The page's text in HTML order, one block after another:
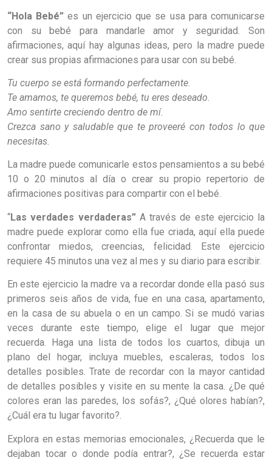
“Hola Bebé” es un ejercicio que se usa para comunicarse
con su bebé para mandarle amor y seguridad. Son
afirmaciones, aquí hay algunas ideas, pero la madre puede
crear sus propias afirmaciones para usar con su bebé.
Tu cuerpo se está formando perfectamente.
Te amamos, te queremos bebé, tu eres deseado.
Amo sentirte creciendo dentro de mí.
Crezca sano y saludable que te proveeré con todos lo que
necesitas.
La madre puede comunicarle estos pensamientos a su bebé
10 o 20 minutos al día o crear su propio repertorio de
afirmaciones positivas para compartir con el bebé.
“Las verdades verdaderas”A través de este ejercicio la
madre puede explorar como ella fue criada, aquí ella puede
confrontar miedos, creencias, felicidad. Este ejercicio
requiere 45 minutos una vez al mes y su diario para escribir.
En este ejercicio la madre va a recordar donde ella pasó sus
primeros seis años de vida, fue en una casa, apartamento,
en la casa de su abuela o en un campo. Si se mudó varias
veces durante este tiempo, elige el lugar que mejor
recuerda. Haga una lista de todos los cuartos, dibuja un
plano del hogar, incluya muebles, escaleras, todos los
detalles posibles. Trate de recordar con la mayor cantidad
de detalles posibles y visite en su mente la casa. ¿De qué
colores eran las paredes, los sofás?, ¿Qué olores habían?,
¿Cuál era tu lugar favorito?.
Explora en estas memorias emocionales, ¿Recuerda que le
dejaban tocar o donde podía entrar?, ¿Se recuerda estar